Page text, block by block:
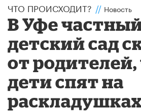
ЧТО ПРОИСХОДИТ? // Новость
В Уфе
детский сад
от родителей,
дети спят на
раскладушках